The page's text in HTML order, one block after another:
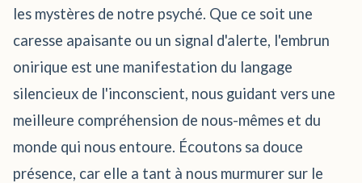
les mystères de notre psyché. Que ce soit une
caresse apaisante ou un signal d'alerte, l'embrun
onirique est une manifestation du langage
silencieux de l'inconscient, nous guidant vers une
meilleure compréhension de nous-mêmes et du
monde qui nous entoure. Écoutons sa douce
présence, car elle a tant à nous murmurer sur le